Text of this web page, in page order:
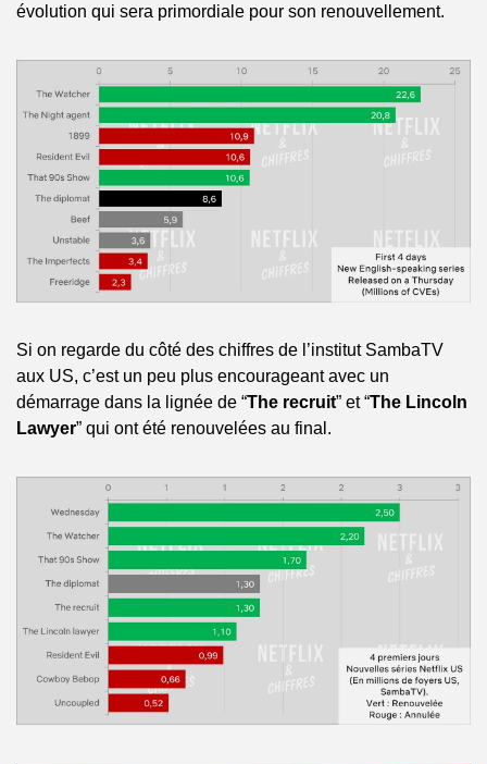
évolution qui sera primordiale pour son renouvellement.
Si on regarde du côté des chiffres de l’institut SambaTV
aux US, c’est un peu plus encourageant avec un
démarrage dans la lignée de “The recruit” et “The Lincoln
Lawyer” qui ont été renouvelées au final.